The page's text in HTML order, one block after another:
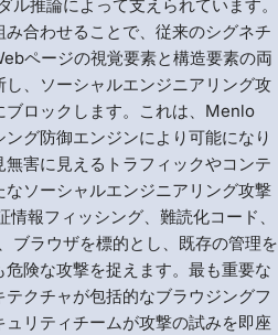
推論によって支えられています。
合わせることで、従来のシグネチ
ページの視覚要素と構造要素の両
、ソーシャルエンジニアリング攻
ブロックします。これは、Menlo
グ防御エンジンにより可能になり
害に見えるトラフィックやコンテ
ソーシャルエンジニアリング攻撃
報フィッシング、難読化コード、
ブラウザを標的とし、既存の管理を
険な攻撃を捉えます。最も重要な
クチャが包括的なブラウジングフ
リティチームが攻撃の試みを即座